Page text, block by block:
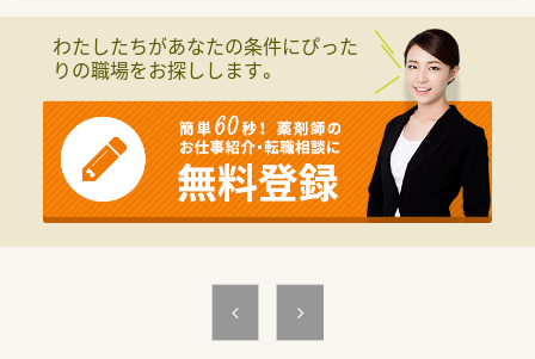
■一類に関しての問い合わせがあった際に対応は必要ですが1日
1回あるかないか程度です。
■休憩は13:00～14:00に店舗が完全に閉まるためしっかり取れ
＜設備も充実＞
■監査システムなどの調剤設備も導入しており、リスクマネジ
メントも徹底しています。
機械化を進める事により、効率よいお仕事が可能となります。
＜研修制度＞
e-ラーニングの補助制度もあり資格取得に関しても
会社からのバックアップがございます。
わたしたちがあなたの条件にぴった
りの職場をお探しします。